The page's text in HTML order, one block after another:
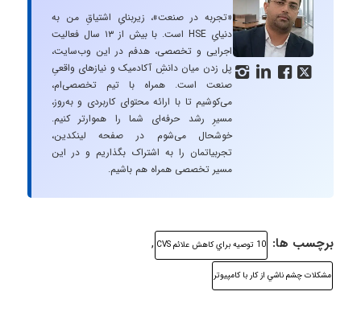
   
«تجربه در صنعت»، زیربنایِ اشتیاقِ من به
دنیایِ HSE است. با بیش از ۱۳ سال فعالیت
اجرایی و تخصصی، هدفم در این وب‌سایت،
پل زدن میان دانشِ آکادمیک و نیازهای واقعیِ
صنعت است. همراه با تیم تخصصی‌ام،
می‌کوشیم تا با ارائه محتوای کاربردی و به‌روز،
مسیرِ رشد حرفه‌ای شما را هموارتر کنیم.
خوشحال می‌شوم در صفحه لینکدین،
تجربیاتمان را به اشتراک بگذاریم و در این
مسیر تخصصی همراه هم باشیم.
برچسب ها: 10 توصيه براي كاهش علائم CVS ,
مشكلات چشم ناشي از كار با كامپيوتر